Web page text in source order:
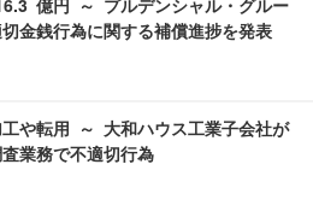
億円 ～ プルデンシャル・グルー
金銭行為に関する補償進捗を発表
や転用 ～ 大和ハウス工業子会社が
業務で不適切行為